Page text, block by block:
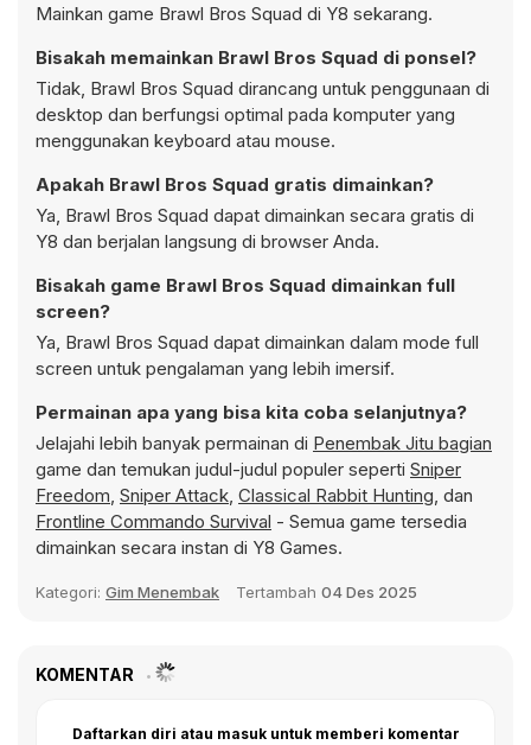
Mainkan game Brawl Bros Squad di Y8 sekarang.
Bisakah memainkan Brawl Bros Squad di ponsel?
Tidak, Brawl Bros Squad dirancang untuk penggunaan di
desktop dan berfungsi optimal pada komputer yang
menggunakan keyboard atau mouse.
Apakah Brawl Bros Squad gratis dimainkan?
Ya, Brawl Bros Squad dapat dimainkan secara gratis di
Y8 dan berjalan langsung di browser Anda.
Bisakah game Brawl Bros Squad dimainkan full
screen?
Ya, Brawl Bros Squad dapat dimainkan dalam mode full
screen untuk pengalaman yang lebih imersif.
Permainan apa yang bisa kita coba selanjutnya?
Jelajahi lebih banyak permainan di Penembak Jitu bagian
game dan temukan judul-judul populer seperti Sniper
Freedom, Sniper Attack, Classical Rabbit Hunting, dan
Frontline Commando Survival - Semua game tersedia
dimainkan secara instan di Y8 Games.
Kategori: Gim Menembak Tertambah 04 Des 2025
KOMENTAR
Daftarkan diri atau masuk untuk memberi komentar